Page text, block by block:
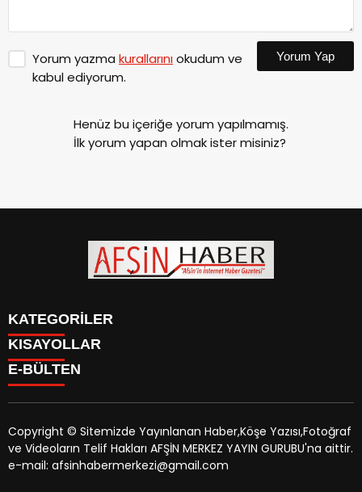
Yorum yazma kurallarınıokudum ve
kabul ediyorum.
Yorum Yap
Henüz bu içeriğe yorum yapılmamış.
İlk yorum yapan olmak ister misiniz?
KATEGORİLER
SİYASET
EĞİTİM
MAGAZİN
MANŞETLER
ÖZEL HABER
KISAYOLLAR
SİYASET
EĞİTİM
KÜLTÜR SANAT
MAGAZİN
MANŞETLER
E-BÜLTEN
afsinhaber.com e-bültenine abone olarak, tarafınıza haber,
duyuru ve kampanya içerikli e-postaların gönderilmesini
Copyright © Sitemizde Yayınlanan Haber,Köşe Yazısı,Fotoğraf
ve Videoların Telif Hakları AFŞİN MERKEZ YAYIN GURUBU'na aittir.
e-mail: afsinhabermerkezi@gmail.com